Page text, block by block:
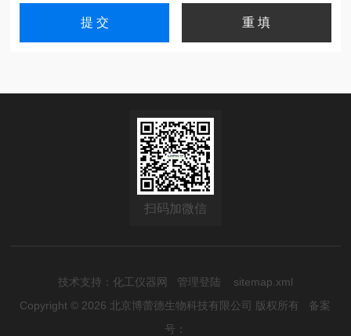
扫码加微信
技术支持： 化工仪器网 管理登陆
sitemap.xml
Copyright © 2026 北京博蕾德生物科技有限公司 版权所有 备案
号：